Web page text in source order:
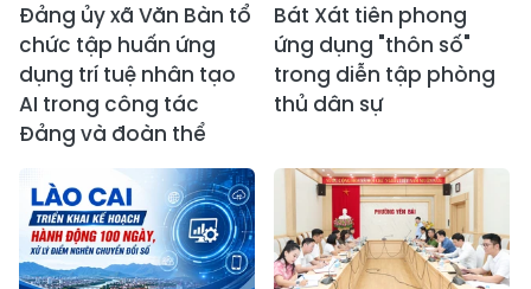
Đảng ủy xã Văn Bàn tổ
chức tập huấn ứng
dụng trí tuệ nhân tạo
AI trong công tác
Đảng và đoàn thể
Bát Xát tiên phong
ứng dụng "thôn số"
trong diễn tập phòng
thủ dân sự